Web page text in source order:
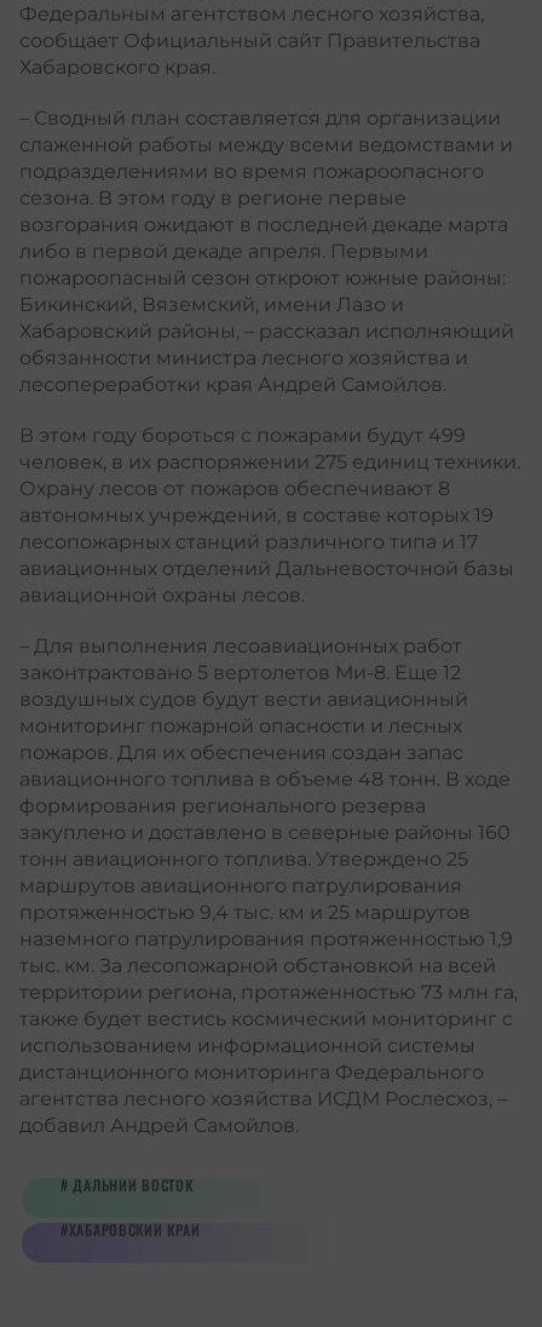
Федеральным агентством лесного хозяйства,
сообщает Официальный сайт Правительства
Хабаровского края.
– Сводный план составляется для организации
слаженной работы между всеми ведомствами и
подразделениями во время пожароопасного
сезона. В этом году в регионе первые
возгорания ожидают в последней декаде марта
либо в первой декаде апреля. Первыми
пожароопасный сезон откроют южные районы:
Бикинский, Вяземский, имени Лазо и
Хабаровский районы, – рассказал исполняющий
обязанности министра лесного хозяйства и
лесопереработки края Андрей Самойлов.
В этом году бороться с пожарами будут 499
человек, в их распоряжении 275 единиц техники.
Охрану лесов от пожаров обеспечивают 8
автономных учреждений, в составе которых 19
лесопожарных станций различного типа и 17
авиационных отделений Дальневосточной базы
авиационной охраны лесов.
– Для выполнения лесоавиационных работ
законтрактовано 5 вертолетов Ми-8. Еще 12
воздушных судов будут вести авиационный
мониторинг пожарной опасности и лесных
пожаров. Для их обеспечения создан запас
авиационного топлива в объеме 48 тонн. В ходе
формирования регионального резерва
закуплено и доставлено в северные районы 160
тонн авиационного топлива. Утверждено 25
маршрутов авиационного патрулирования
протяженностью 9,4 тыс. км и 25 маршрутов
наземного патрулирования протяженностью 1,9
тыс. км. За лесопожарной обстановкой на всей
территории региона, протяженностью 73 млн га,
также будет вестиcь космический мониторинг с
использованием информационной системы
дистанционного мониторинга Федерального
агентства лесного хозяйства ИСДМ Рослесхоз, –
добавил Андрей Самойлов.
ДАЛЬНИЙ ВОСТОК
ХАБАРОВСКИЙ КРАЙ